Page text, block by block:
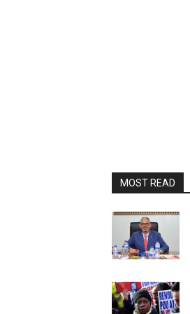
MOST READ